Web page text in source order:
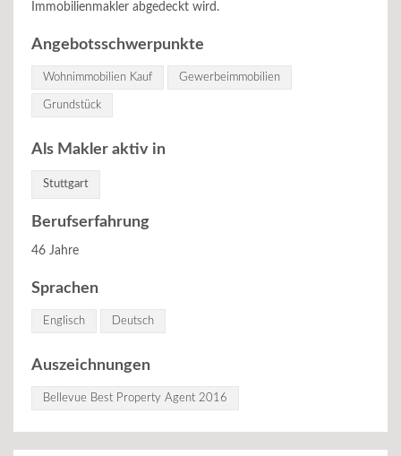
Immobilienmakler abgedeckt wird.
Angebotsschwerpunkte
Wohnimmobilien Kauf Gewerbeimmobilien
Grundstück
Als Makler aktiv in
Stuttgart
Berufserfahrung
46 Jahre
Sprachen
Englisch Deutsch
Auszeichnungen
Bellevue Best Property Agent 2016